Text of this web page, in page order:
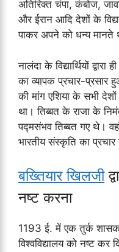
अतिरिक्त चंपा, कंबोज,
और ईरान आदि देशों के
पाकर अपने को धन्य मानते
नालंदा के विद्यार्थियों
का व्यापक प्रचार-प्रसार
की मांग एशिया के सभी
था। तिब्बत के राजा के
पद्मसंभव तिब्बत गए थे।
भारतीय संस्कृति का प्रचार
बख्तियार खिलजी
नष्ट करना
1193 ई. में एक तुर्क शासक
विश्वविद्यालय को नष्ट कर